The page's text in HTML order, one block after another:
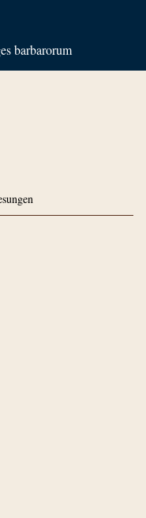
barbarorum